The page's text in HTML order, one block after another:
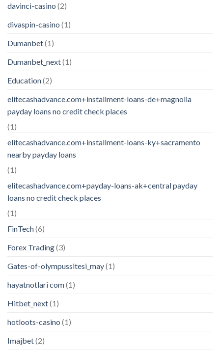
davinci-casino (2)
divaspin-casino (1)
Dumanbet(1)
Dumanbet_next(1)
Education(2)
elitecashadvance.com+installment-loans-de+magnolia
payday loans no credit check places
(1)
elitecashadvance.com+installment-loans-ky+sacramento
nearby payday loans
(1)
elitecashadvance.com+payday-loans-ak+central payday
loans no credit check places
(1)
FinTech(6)
Forex Trading(3)
Gates-of-olympussitesi_may(1)
hayatnotlari com(1)
Hitbet_next(1)
hotloots-casino (1)
Imajbet(2)